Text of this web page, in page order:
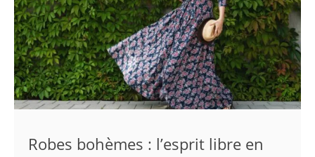
Robes bohèmes : l’esprit libre en